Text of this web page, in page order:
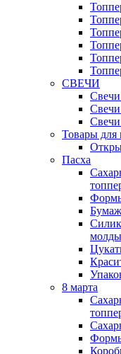
СВЕЧИ
Товары для
Пасха
8 марта